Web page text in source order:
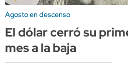
Agosto en descenso
El dólar cerró su
mes a la baja